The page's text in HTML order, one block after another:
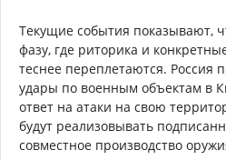
Текущие события показывают,
фазу, где риторика и
теснее переплетаются. Россия
удары по военным объектам в
ответ на атаки на свою
будут реализовывать
совместное производство